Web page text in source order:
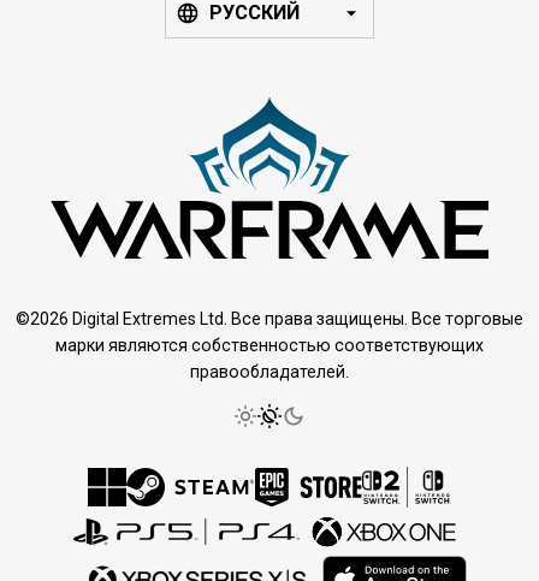
РУССКИЙ
©2026 Digital Extremes Ltd. Все права защищены. Все торговые
марки являются собственностью соответствующих
правообладателей.